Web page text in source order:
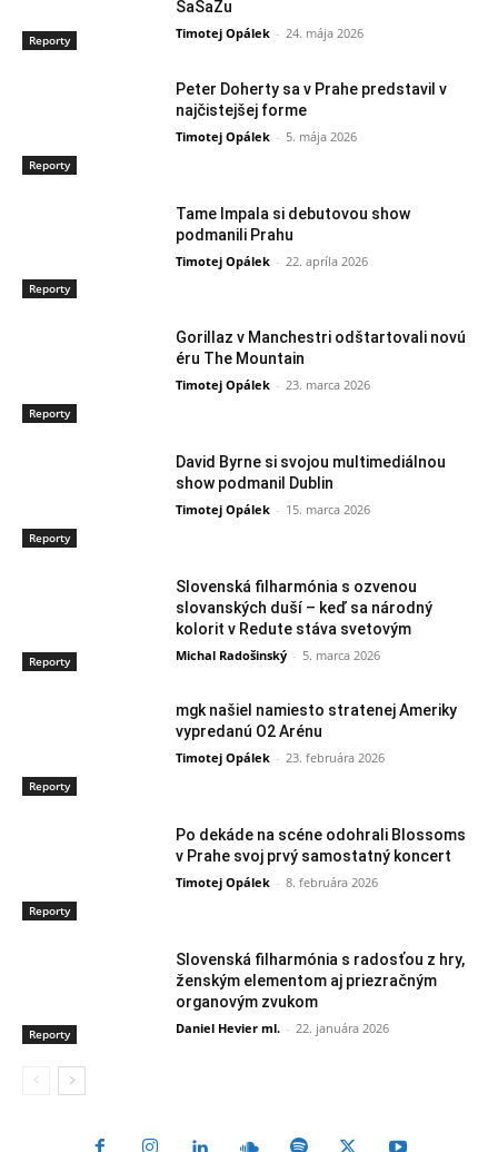
Reporty
SaSaZu
Timotej Opálek - 24. mája 2026
Reporty
Peter Doherty sa v Prahe predstavil v
najčistejšej forme
Timotej Opálek - 5. mája 2026
Reporty
Tame Impala si debutovou show
podmanili Prahu
Timotej Opálek - 22. apríla 2026
Reporty
Gorillaz v Manchestri odštartovali novú
éru The Mountain
Timotej Opálek - 23. marca 2026
Reporty
David Byrne si svojou multimediálnou
show podmanil Dublin
Timotej Opálek - 15. marca 2026
Reporty
Slovenská filharmónia s ozvenou
slovanských duší – keď sa národný
kolorit v Redute stáva svetovým
Michal Radošinský - 5. marca 2026
Reporty
mgk našiel namiesto stratenej Ameriky
vypredanú O2 Arénu
Timotej Opálek - 23. februára 2026
Reporty
Po dekáde na scéne odohrali Blossoms
v Prahe svoj prvý samostatný koncert
Timotej Opálek - 8. februára 2026
Reporty
Slovenská filharmónia s radosťou z hry,
ženským elementom aj priezračným
organovým zvukom
Daniel Hevier ml. - 22. januára 2026